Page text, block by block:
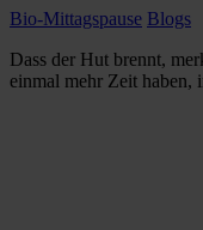
Bio-Mittagspause Blogs
Dass der Hut brennt,
einmal mehr Zeit haben,